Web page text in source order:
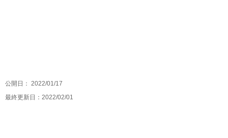
公開日： 2022/01/17
最終更新日：2022/02/01